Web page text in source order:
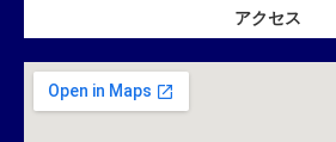
アクセス